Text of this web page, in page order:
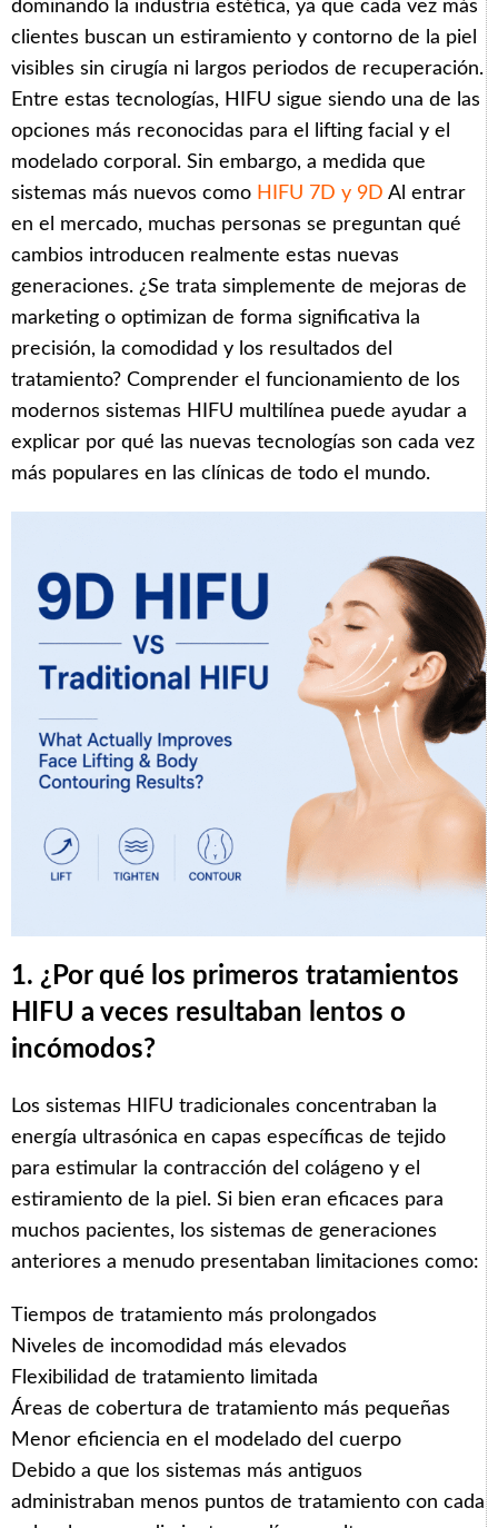
dominando la industria estética, ya que cada vez más
clientes buscan un estiramiento y contorno de la piel
visibles sin cirugía ni largos periodos de recuperación.
Entre estas tecnologías, HIFU sigue siendo una de las
opciones más reconocidas para el lifting facial y el
modelado corporal. Sin embargo, a medida que
sistemas más nuevos como HIFU 7D y 9D Al entrar
en el mercado, muchas personas se preguntan qué
cambios introducen realmente estas nuevas
generaciones. ¿Se trata simplemente de mejoras de
marketing o optimizan de forma significativa la
precisión, la comodidad y los resultados del
tratamiento? Comprender el funcionamiento de los
modernos sistemas HIFU multilínea puede ayudar a
explicar por qué las nuevas tecnologías son cada vez
más populares en las clínicas de todo el mundo.
1. ¿Por qué los primeros tratamientos
HIFU a veces resultaban lentos o
incómodos?
Los sistemas HIFU tradicionales concentraban la
energía ultrasónica en capas específicas de tejido
para estimular la contracción del colágeno y el
estiramiento de la piel. Si bien eran eficaces para
muchos pacientes, los sistemas de generaciones
anteriores a menudo presentaban limitaciones como:
Tiempos de tratamiento más prolongados
Niveles de incomodidad más elevados
Flexibilidad de tratamiento limitada
Áreas de cobertura de tratamiento más pequeñas
Menor eficiencia en el modelado del cuerpo
Debido a que los sistemas más antiguos
administraban menos puntos de tratamiento con cada